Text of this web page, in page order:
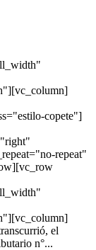
copete"]
repeat"
el
n°...